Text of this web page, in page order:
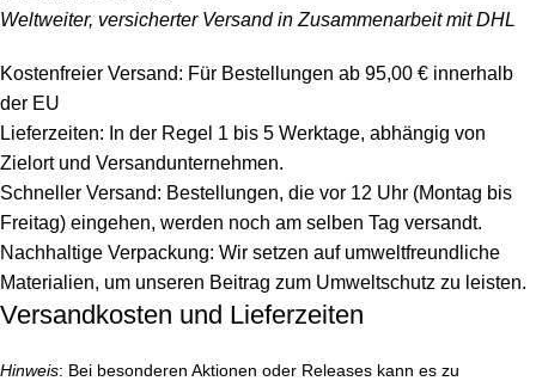
Weltweiter, versicherter Versand in Zusammenarbeit mit DHL
Kostenfreier Versand: Für Bestellungen ab 95,00 € innerhalb
der EU
Lieferzeiten: In der Regel 1 bis 5 Werktage, abhängig von
Zielort und Versandunternehmen.
Schneller Versand: Bestellungen, die vor 12 Uhr (Montag bis
Freitag) eingehen, werden noch am selben Tag versandt.
Nachhaltige Verpackung: Wir setzen auf umweltfreundliche
Materialien, um unseren Beitrag zum Umweltschutz zu leisten.
Versandkosten und Lieferzeiten
Hinweis: Bei besonderen Aktionen oder Releases kann es zu